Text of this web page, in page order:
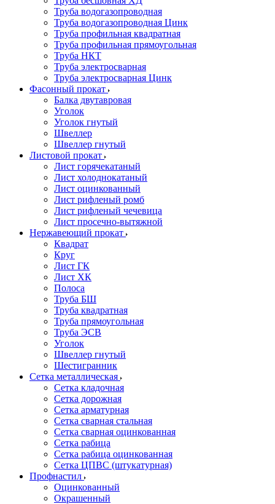
Труба водогазопроводная
Труба водогазопроводная Цинк
Труба профильная квадратная
Труба профильная прямоугольная
Труба НКТ
Труба электросварная
Труба электросварная Цинк
Фасонный прокат
Балка двутавровая
Уголок
Уголок гнутый
Швеллер
Швеллер гнутый
Листовой прокат
Лист горячекатаный
Лист холоднокатаный
Лист оцинкованный
Лист рифленый ромб
Лист рифленый чечевица
Лист просечно-вытяжной
Нержавеющий прокат
Квадрат
Круг
Лист ГК
Лист ХК
Полоса
Труба БШ
Труба квадратная
Труба прямоугольная
Труба ЭСВ
Уголок
Швеллер гнутый
Шестигранник
Сетка металлическая
Сетка кладочная
Сетка дорожная
Сетка арматурная
Сетка сварная стальная
Сетка сварная оцинкованная
Сетка рабица
Сетка рабица оцинкованная
Сетка ЦПВС (штукатурная)
Профнастил
Оцинкованный
Окрашенный